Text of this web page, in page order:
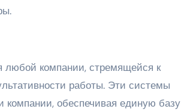
любой компании, стремящейся к
работы. Эти системы
компании, обеспечивая единую базу